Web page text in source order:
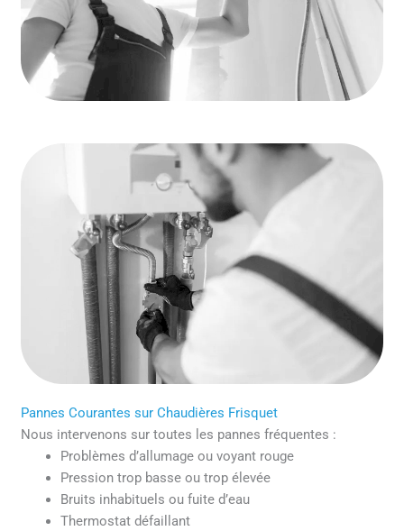
Pannes Courantes sur Chaudières Frisquet
Nous intervenons sur toutes les pannes fréquentes :
Problèmes d’allumage ou voyant rouge
Pression trop basse ou trop élevée
Bruits inhabituels ou fuite d’eau
Thermostat défaillant